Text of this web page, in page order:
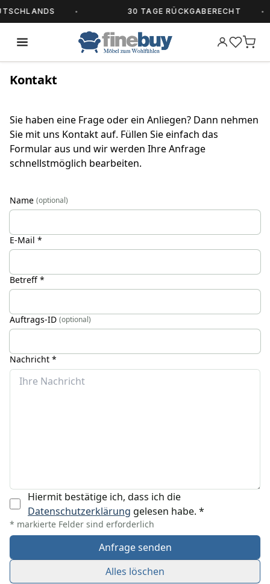
30 TAGE RÜCKGABERECHT
Kontakt
Sie haben eine Frage oder ein Anliegen? Dann nehmen
Sie mit uns Kontakt auf. Füllen Sie einfach das
Formular aus und wir werden Ihre Anfrage
schnellstmöglich bearbeiten.
Name (optional)
E-Mail *
Betreff *
Auftrags-ID (optional)
Nachricht *
Hiermit bestätige ich, dass ich die
Datenschutzerklärung gelesen habe. *
* markierte Felder sind erforderlich
Alles löschen
Anfrage senden